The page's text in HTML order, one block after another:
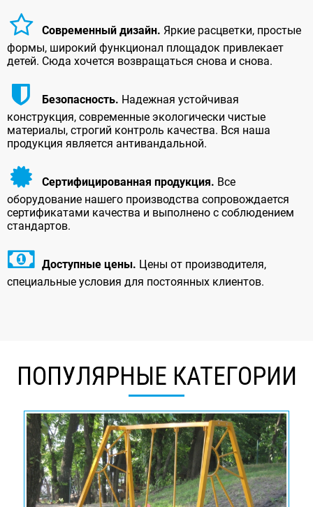
Современный дизайн. Яркие расцветки, простые
формы, широкий функционал площадок привлекает
детей. Сюда хочется возвращаться снова и снова.
Безопасность. Надежная устойчивая
конструкция, современные экологически чистые
материалы, строгий контроль качества. Вся наша
продукция является антивандальной.
Сертифицированная продукция. Все
оборудование нашего производства сопровождается
сертификатами качества и выполнено с соблюдением
стандартов.
Доступные цены. Цены от производителя,
специальные условия для постоянных клиентов.
ПОПУЛЯРНЫЕ КАТЕГОРИИ